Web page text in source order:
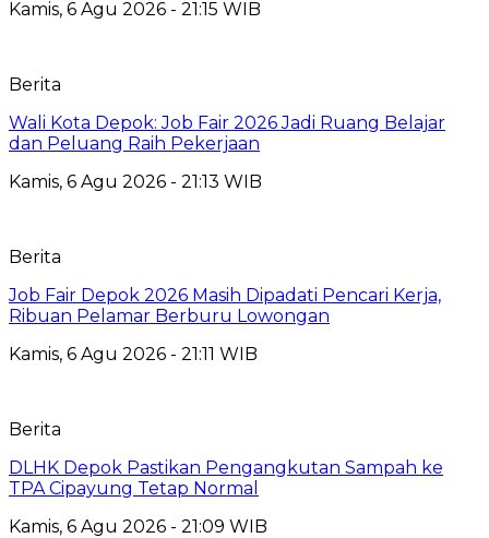
Kamis, 6 Agu 2026 - 21:15 WIB
Berita
Wali Kota Depok: Job Fair 2026 Jadi Ruang Belajar
dan Peluang Raih Pekerjaan
Kamis, 6 Agu 2026 - 21:13 WIB
Berita
Job Fair Depok 2026 Masih Dipadati Pencari Kerja,
Ribuan Pelamar Berburu Lowongan
Kamis, 6 Agu 2026 - 21:11 WIB
Berita
DLHK Depok Pastikan Pengangkutan Sampah ke
TPA Cipayung Tetap Normal
Kamis, 6 Agu 2026 - 21:09 WIB